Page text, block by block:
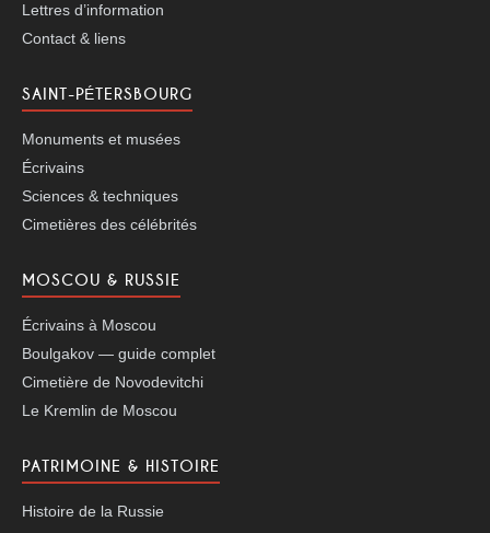
Lettres d’information
Contact & liens
SAINT-PÉTERSBOURG
Monuments et musées
Écrivains
Sciences & techniques
Cimetières des célébrités
MOSCOU & RUSSIE
Écrivains à Moscou
Boulgakov — guide complet
Cimetière de Novodevitchi
Le Kremlin de Moscou
PATRIMOINE & HISTOIRE
Histoire de la Russie